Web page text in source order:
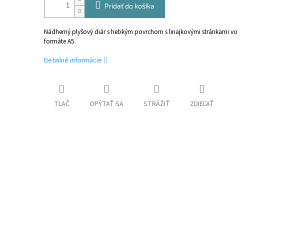
Pridať do košíka
Nádherný plyšový diár s hebkým povrchom s linajkovými stránkami vo
formáte A5.
Detailné informácie
TLAČ OPÝTAŤ SA STRÁŽIŤ ZDIEĽAŤ